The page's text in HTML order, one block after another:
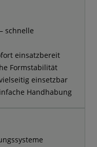
– schnelle
einsatzbereit
Formstabilität
einsetzbar
Handhabung